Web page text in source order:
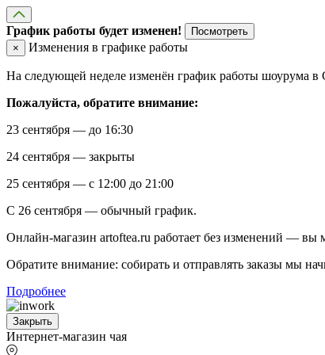
График работы будет изменен!
Посмотреть
×
Изменения в графике работы
На следующей неделе изменён график работы шоурума в
Пожалуйста, обратите внимание:
23 сентября — до 16:30
24 сентября — закрыты
25 сентября — с 12:00 до 21:00
С 26 сентября — обычный график.
Онлайн-магазин artoftea.ru работает без изменений — вы
Обратите внимание: собирать и отправлять заказы мы
Подробнее
Закрыть
Интернет-магазин чая